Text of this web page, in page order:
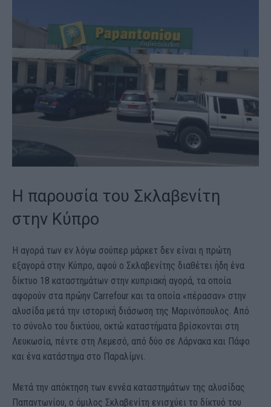
Η παρουσία του Σκλαβενίτη
στην Κύπρο
Η αγορά των εν λόγω σούπερ μάρκετ δεν είναι η πρώτη
εξαγορά στην Κύπρο, αφού ο Σκλαβενίτης διαθέτει ήδη ένα
δίκτυο 18 καταστημάτων στην κυπριακή αγορά, τα οποία
αφορούν στα πρώην Carrefour και τα οποία «πέρασαν» στην
αλυσίδα μετά την ιστορική διάσωση της Μαρινόπουλος. Από
το σύνολο του δικτύου, οκτώ καταστήματα βρίσκονται στη
Λευκωσία, πέντε στη Λεμεσό, από δύο σε Λάρνακα και Πάφο
και ένα κατάστημα στο Παραλίμνι.
Μετά την απόκτηση των εννέα καταστημάτων της αλυσίδας
Παπαντωνίου, ο όμιλος Σκλαβενίτη ενισχύει το δίκτυό του